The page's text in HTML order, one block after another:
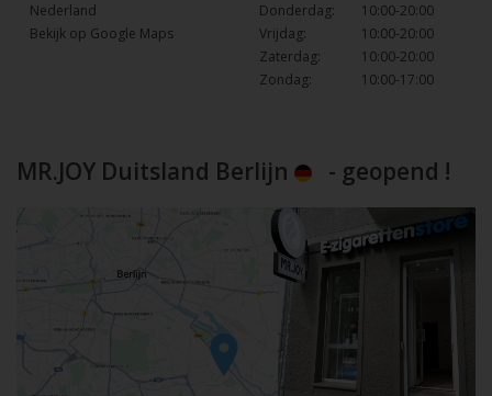
Nederland
Bekijk op Google Maps
Donderdag:
10:00-20:00
Vrijdag:
10:00-20:00
Zaterdag:
10:00-20:00
Zondag:
10:00-17:00
MR.JOY Duitsland Berlijn - geopend !